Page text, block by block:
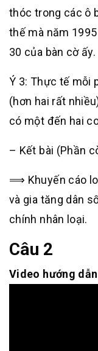
thóc trong các ô
thế mà năm
30 của bàn cờ ấy.
Ý 3: Thực tế mỗi
(hơn hai rất
có một đến hai
– Kết bài (Phần
⟹ Khuyến cáo
và gia tăng dân
chính nhân loại.
Câu 2
Video hướng